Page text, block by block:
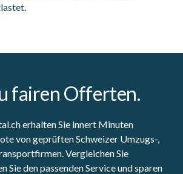
fairen Offerten.
erhalten Sie innert Minuten
von geprüften Schweizer Umzugs-,
Vergleichen Sie
Sie den passenden Service und sparen